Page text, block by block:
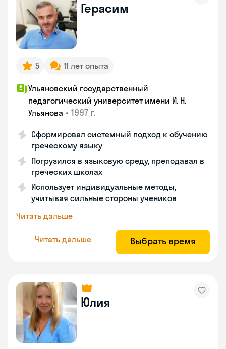
Герасим
5 11 лет опыта
Ульяновский государственный
педагогический университет имени И. Н.
Ульянова • 1997 г.
Сформировал системный подход к обучению
греческому языку
Погрузился в языковую среду, преподавал в
греческих школах
Использует индивидуальные методы,
учитывая сильные стороны учеников
Читать дальше
Читать дальше Выбрать время
Юлия